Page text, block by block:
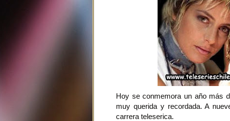
Hoy se conmemora un año más
muy querida y recordada. A
carrera teleserica.